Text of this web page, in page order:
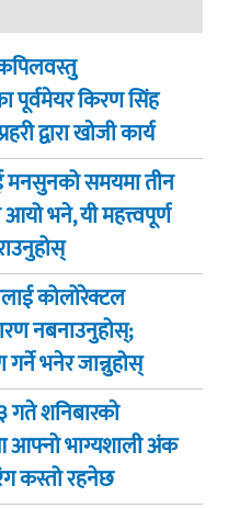
पूर्वमेयर किरण सिंह
द्वारा खाेजी कार्य
मनसुनको समयमा तीन
भने, यी महत्त्वपूर्ण
कोलोरेक्टल
नबनाउनुहोस्;
भनेर जान्नुहोस्
गते शनिबारकाे
आफ्नो भाग्यशाली अंक
कस्तो रहनेछ